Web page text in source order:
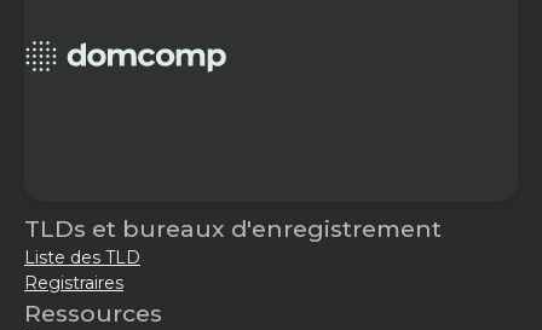
TLDs et bureaux d'enregistrement
Liste des TLD
Registraires
Ressources